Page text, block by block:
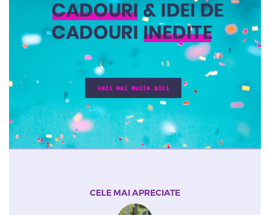
CELE MAI APRECIATE